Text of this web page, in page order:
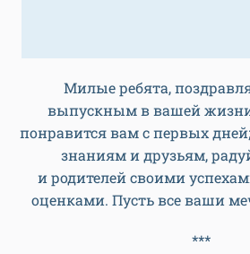
Милые ребята,
выпускным в вашей
понравится вам с первых
знаниям и друзьям,
и родителей своими
оценками. Пусть все ваши
***